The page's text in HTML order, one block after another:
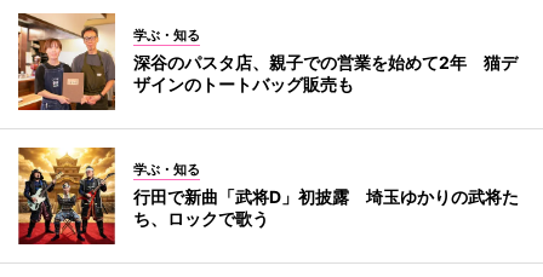
学ぶ・知る
深谷のパスタ店、親子での営業を始めて2年 猫デ
ザインのトートバッグ販売も
学ぶ・知る
行田で新曲「武将D」初披露 埼玉ゆかりの武将た
ち、ロックで歌う